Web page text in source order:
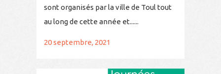
sont organisés par la ville de Toul tout
au long de cette année et......
20 septembre, 2021